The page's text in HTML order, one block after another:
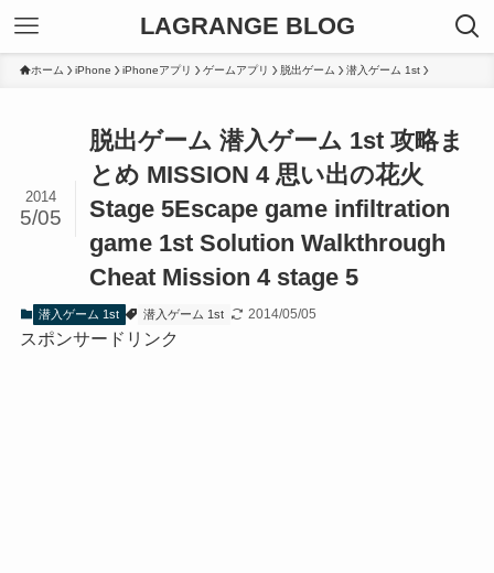
LAGRANGE BLOG
ホーム iPhone iPhoneアプリ ゲームアプリ 脱出ゲーム 潜入ゲーム 1st
脱出ゲーム 潜入ゲーム 1st 攻略ま
とめ MISSION 4 思い出の花火
Stage 5Escape game infiltration
game 1st Solution Walkthrough
Cheat Mission 4 stage 5
2014
5/05
潜入ゲーム 1st 潜入ゲーム 1st 2014/05/05
スポンサードリンク